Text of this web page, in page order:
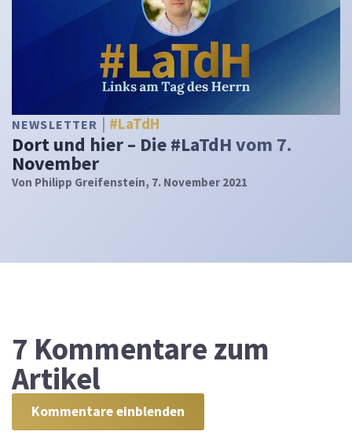
NEWSLETTER #LaTdH
Dort und hier – Die #LaTdH vom 7.
November
Von Philipp Greifenstein, 7. November 2021
7 Kommentare zum
Artikel
Kommentare einblenden